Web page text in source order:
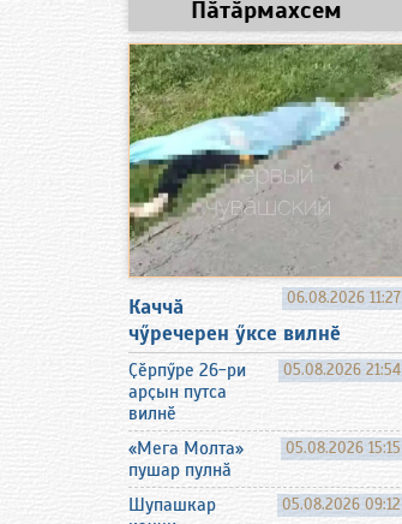
Пӑтӑрмахсем
06.08.2026 11:27
Каччӑ
чӳречерен ӳксе вилнӗ
05.08.2026 21:54
Ҫӗрпӳре 26-ри
арҫын путса
вилнӗ
05.08.2026 15:15
«Мега Молта»
пушар пулнӑ
05.08.2026 09:12
Шупашкар